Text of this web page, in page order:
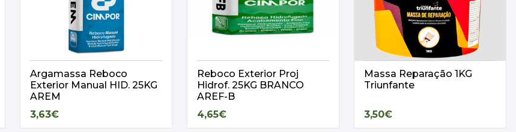
Argamassa Reboco
Exterior Manual HID. 25KG
AREM
3,63€
Reboco Exterior Proj
Hidrof. 25KG BRANCO
AREF-B
4,65€
Massa Reparação 1KG
Triunfante
3,50€